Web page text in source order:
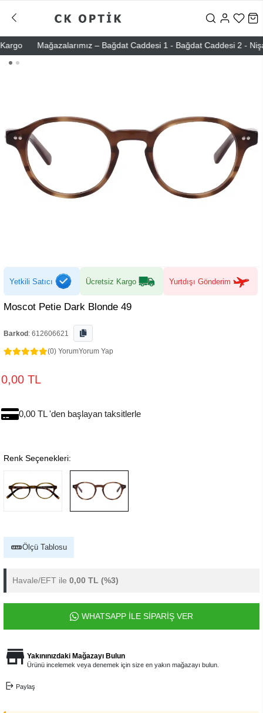
Mağazalarımız – Bağdat Caddesi 1 - Bağdat Caddesi 2 -
Yetkili Satıcı Ücretsiz Kargo Yurtdışı Gönderim
Moscot Petie Dark Blonde 49
Barkod : 612606621
(0) YorumYorum Yap
0,00 TL
0,00 TL 'den başlayan taksitlerle
Renk Seçenekleri:
Ölçü Tablosu
Havale/EFT ile 0,00 TL (%3)
WHATSAPP İLE SİPARİŞ VER
Yakınınızdaki Mağazayı Bulun
Ürünü incelemek veya denemek için size en yakın mağazayı bulun.
Paylaş